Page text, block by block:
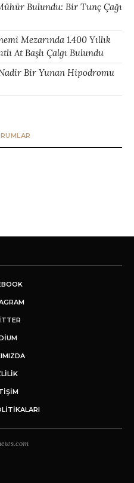
Bulundu: Bir Tunç Çağı
Mezarında 1.400 Yıllık
At Başlı Çalgı Bulundu
Bir Yunan Hipodromu